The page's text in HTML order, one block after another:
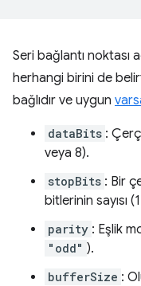
Seri bağlantı noktası
herhangi birini de
bağlıdır ve uygun
dataBits :
veya 8).
stopBits : Bir
bitlerinin sayısı
parity : Eşlik
"odd" ).
bufferSize :